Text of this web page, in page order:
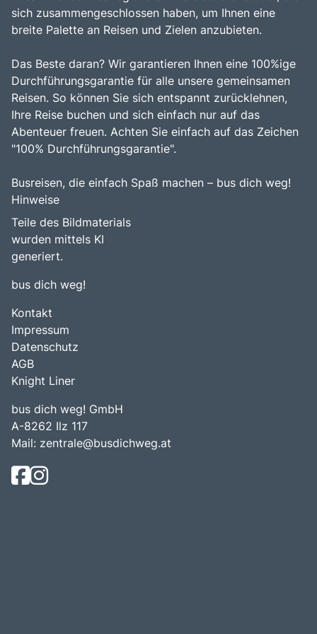
sich zusammengeschlossen haben, um Ihnen eine
breite Palette an Reisen und Zielen anzubieten.
Das Beste daran? Wir garantieren Ihnen eine 100%ige
Durchführungsgarantie für alle unsere gemeinsamen
Reisen. So können Sie sich entspannt zurücklehnen,
Ihre Reise buchen und sich einfach nur auf das
Abenteuer freuen. Achten Sie einfach auf das Zeichen
"100% Durchführungsgarantie".
Busreisen, die einfach Spaß machen – bus dich weg!
Hinweise
Teile des Bildmaterials
wurden mittels KI
generiert.
bus dich weg!
Kontakt
Impressum
Datenschutz
AGB
Knight Liner
bus dich weg! GmbH
A-8262 Ilz 117
Mail: zentrale@busdichweg.at